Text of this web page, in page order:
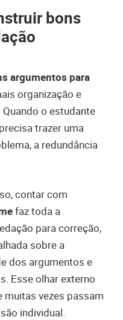
bons
argumentos para
organização e
o estudante
trazer uma
a redundância
contar com
faz toda a
para correção,
sobre a
dos argumentos e
Esse olhar externo
muitas vezes passam
individual.